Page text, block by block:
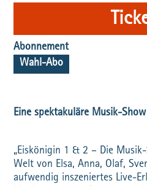
Abonnement
Wahl-Abo
Eine spektakuläre Musik-
„Eiskönigin 1 & 2 – Die
Welt von Elsa, Anna, Olaf,
aufwendig inszeniertes Live-